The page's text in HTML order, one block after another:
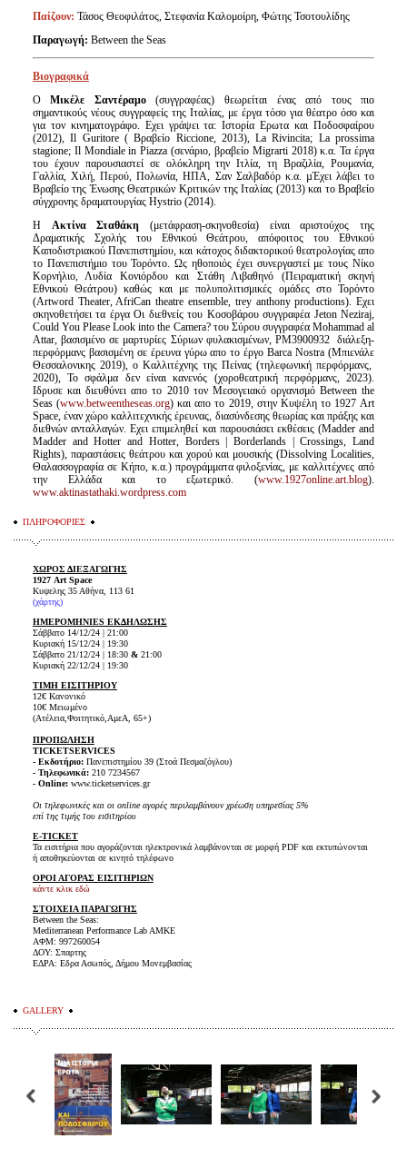
Παίζουν: Τάσος Θεοφιλάτος, Στεφανία Καλομοίρη, Φώτης Τσοτουλίδης
Παραγωγή: Between the Seas
Βιογραφικά
ΟΜικέλε Σαντέραμο(συγγραφέας) θεωρείται ένας από τους πιο
σημαντικούς νέους συγγραφείς της Ιταλίας, με έργα τόσο για θέατρο όσο και
για τον κινηματογράφο. Εχει γράψει τα: Ιστορία Ερωτα και Ποδοσφαίρου
(2012), Il Guritore ( Βραβείο Riccione, 2013), La Rivincita; La prossima
stagione; Il Mondiale in Piazza (σενάριο, βραβείο Migrarti 2018) κ.α. Τα έργα
του έχουν παρουσιαστεί σε ολόκληρη την Ιτλία, τη Βραζιλία, Ρουμανία,
Γαλλία, Χιλή, Περού, Πολωνία, ΗΠΑ, Σαν Σαλβαδόρ κ.α. µΈχει λάβει το
Βραβείο της Ένωσης Θεατρικών Κριτικών της Ιταλίας (2013) και το Βραβείο
σύγχρονης δραματουργίας Hystrio (2014).
Η Ακτίνα Σταθάκη (μετάφραση-σκηνοθεσία) είναι αριστούχος της
Δραματικής Σχολής του Εθνικού Θεάτρου, απόφοιτος του Εθνικού
Καποδιστριακού Πανεπιστημίου, και κάτοχος διδακτορικού θεατρολογίας απο
το Πανεπιστήμιο του Τορόντο. Ως ηθοποιός έχει συνεργαστεί με τους Νίκο
Κορνήλιο, Λυδία Κονιόρδου και Στάθη Λιβαθηνό (Πειραματική σκηνή
Εθνικού Θεάτρου) καθώς και με πολυπολιτισμικές ομάδες στο Τορόντο
(Artword Theater, AfriCan theatre ensemble, trey anthony productions). Εχει
σκηνοθετήσει τα έργα Οι διεθνείς του Κοσοβάρου συγγραφέα Jeton Neziraj,
Could You Please Look into the Camera? του Σύρου συγγραφέα Mohammad al
Attar, βασισμένο σε μαρτυρίες Σύριων φυλακισμένων, PM3900932 διάλεξη-
περφόρμανς βασισμένη σε έρευνα γύρω απο το έργο Barca Nostra (Μπιενάλε
Θεσσαλονικης 2019), ο Καλλιτέχνης της Πείνας (τηλεφωνική περφόρμανς,
2020), Το σφάλμα δεν είναι κανενός (χοροθεατρική περφόρμανς, 2023).
Iδρυσε και διευθύνει απο το 2010 τον Μεσογειακό οργανισμό Between the
Seas (www.betweentheseas.org) και απο το 2019, στην Κυψέλη το 1927 Art
Space, έναν χώρο καλλιτεχνικής έρευνας, διασύνδεσης θεωρίας και πράξης και
διεθνών ανταλλαγών. Εχει επιμεληθεί και παρουσιάσει εκθέσεις (Madder and
Madder and Hotter and Hotter, Borders | Borderlands | Crossings, Land
Rights), παραστάσεις θεάτρου και χορού και μουσικής (Dissolving Localities,
Θαλασσογραφία σε Κήπο, κ.α.) προγράμματα φιλοξενίας, με καλλιτέχνες από
την Ελλάδα και το εξωτερικό. (www.1927online.art.blog).
www.aktinastathaki.wordpress.com
ΠΛΗΡΟΦΟΡΙΕΣ
ΧΩΡΟΣ ΔΙΕΞΑΓΩΓΗΣ
1927 Art Space
Κυψελης 35 Αθήνα, 113 61
(χάρτης)
ΗΜΕΡΟΜΗΝΙES ΕΚΔΗΛΩΣΗΣ
Σάββατο 14/12/24 | 21:00
Κυριακή 15/12/24 | 19:30
Σάββατο 21/12/24 | 18:30 &21:00
Κυριακή 22/12/24 | 19:30
ΤΙΜΗΕΙΣΙΤΗΡΙΟΥ
12€ Κανονικό
10€ Μειωμένο
(Ατέλεια,Φοιτητικό,ΑμεΑ, 65+)
ΠΡΟΠΩΛΗΣΗ
TICKETSERVICES
- Εκδοτήριο:Πανεπιστημίου 39 (Στοά Πεσμαζόγλου)
- Τηλεφωνικά:210 7234567
- Online:www.ticketservices.gr
Οι τηλεφωνικές και οι online αγορές περιλαμβάνουν χρέωση υπηρεσίας 5%
επί της τιμής του εισιτηρίου
E-TICKET
Τα εισιτήρια που αγοράζονται ηλεκτρονικά λαμβάνονται σε μορφή PDF και εκτυπώνονται
ή αποθηκεύονται σε κινητό τηλέφωνο
ΟΡΟΙ ΑΓΟΡΑΣ ΕΙΣΙΤΗΡΙΩΝ
κάντε κλικ εδώ
ΣΤΟΙΧΕΙΑ ΠΑΡΑΓΩΓΗΣ
Between the Seas:
Mediterranean Performance Lab AMKE
ΑΦΜ: 997260054
ΔΟΥ: Σπαρτης
ΕΔΡΑ: Εδρα Ασωπός, Δήμου Μονεμβασίας
GALLERY